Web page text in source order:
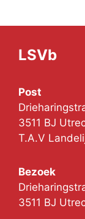
LSVb
Post
3511 BJ
T.A.V
Bezoek
3511 BJ